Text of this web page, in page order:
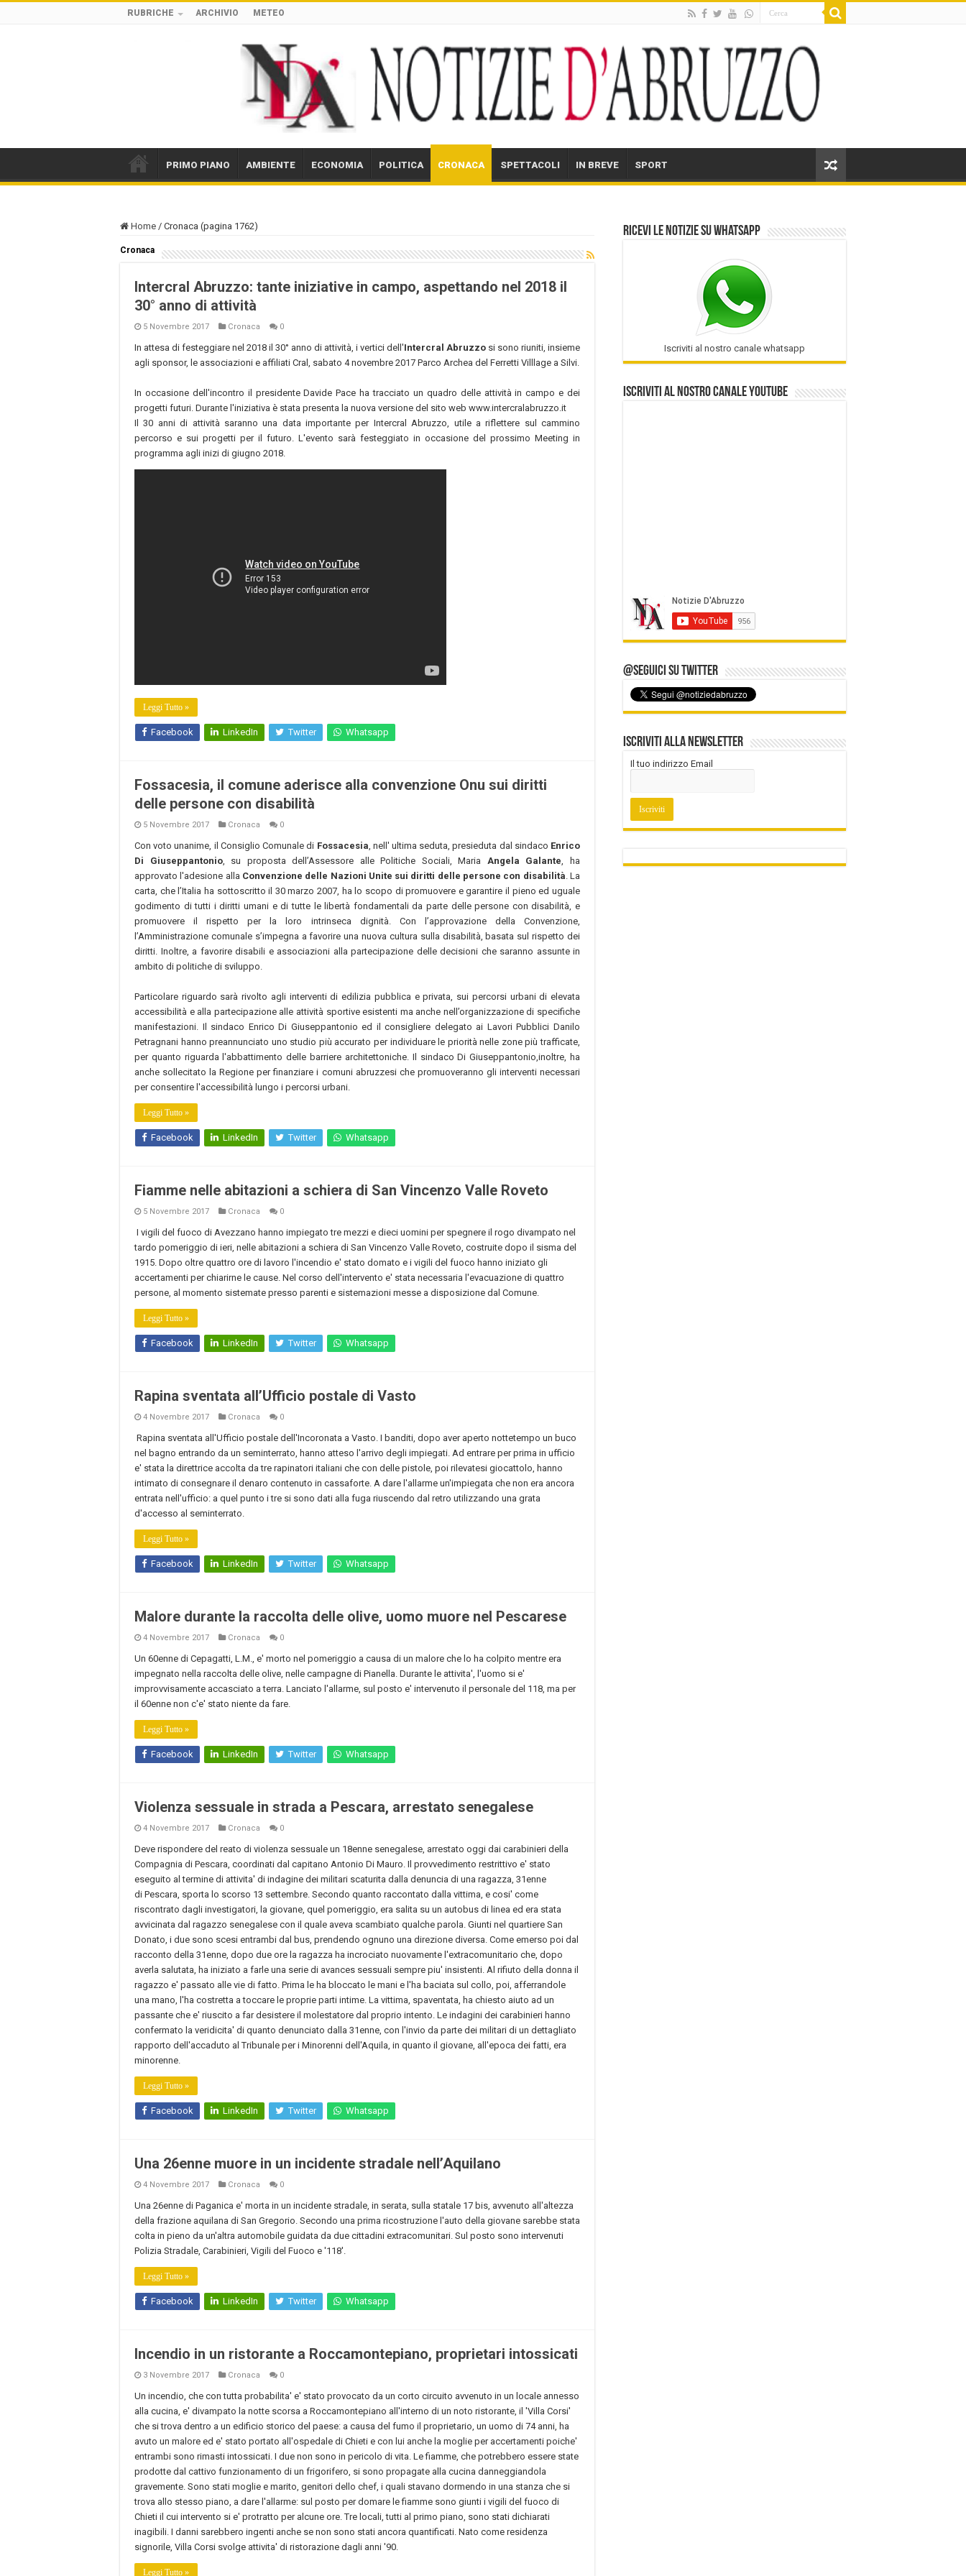
RUBRICHE ARCHIVIO METEO
PRIMO PIANO AMBIENTE ECONOMIA POLITICA CRONACA SPETTACOLI IN BREVE SPORT
Home / Cronaca (pagina 1762)
Cronaca
Intercral Abruzzo: tante iniziative in campo, aspettando nel 2018 il
30° anno di attività
5 Novembre 2017 Cronaca 0
In attesa di festeggiare nel 2018 il 30° anno di attività, i vertici dell'Intercral Abruzzo si sono riuniti, insieme
agli sponsor, le associazioni e affiliati Cral, sabato 4 novembre 2017 Parco Archea del Ferretti Villlage a Silvi.
In occasione dell'incontro il presidente Davide Pace ha tracciato un quadro delle attività in campo e dei
progetti futuri. Durante l'iniziativa è stata presenta la nuova versione del sito web www.intercralabruzzo.it
Il 30 anni di attività saranno una data importante per Intercral Abruzzo, utile a riflettere sul cammino
percorso e sui progetti per il futuro. L'evento sarà festeggiato in occasione del prossimo Meeting in
programma agli inizi di giugno 2018.
Leggi Tutto »
Facebook LinkedIn Twitter Whatsapp
Fossacesia, il comune aderisce alla convenzione Onu sui diritti
delle persone con disabilità
5 Novembre 2017 Cronaca 0
Con voto unanime, il Consiglio Comunale di Fossacesia , nell' ultima seduta, presieduta dal sindaco Enrico
Di Giuseppantonio, su proposta dell’Assessore alle Politiche Sociali, Maria Angela Galante , ha
approvato l'adesione alla Convenzione delle Nazioni Unite sui diritti delle persone con disabilità . La
carta, che l’Italia ha sottoscritto il 30 marzo 2007, ha lo scopo di promuovere e garantire il pieno ed uguale
godimento di tutti i diritti umani e di tutte le libertà fondamentali da parte delle persone con disabilità, e
promuovere il rispetto per la loro intrinseca dignità. Con l’approvazione della Convenzione,
l’Amministrazione comunale s’impegna a favorire una nuova cultura sulla disabilità, basata sul rispetto dei
diritti. Inoltre, a favorire disabili e associazioni alla partecipazione delle decisioni che saranno assunte in
ambito di politiche di sviluppo.
Particolare riguardo sarà rivolto agli interventi di edilizia pubblica e privata, sui percorsi urbani di elevata
accessibilità e alla partecipazione alle attività sportive esistenti ma anche nell’organizzazione di specifiche
manifestazioni. Il sindaco Enrico Di Giuseppantonio ed il consigliere delegato ai Lavori Pubblici Danilo
Petragnani hanno preannunciato uno studio più accurato per individuare le priorità nelle zone più trafficate,
per quanto riguarda l'abbattimento delle barriere architettoniche. Il sindaco Di Giuseppantonio,inoltre, ha
anche sollecitato la Regione per finanziare i comuni abruzzesi che promuoveranno gli interventi necessari
per consentire l'accessibilità lungo i percorsi urbani.
Leggi Tutto »
Facebook LinkedIn Twitter Whatsapp
Fiamme nelle abitazioni a schiera di San Vincenzo Valle Roveto
5 Novembre 2017 Cronaca 0
I vigili del fuoco di Avezzano hanno impiegato tre mezzi e dieci uomini per spegnere il rogo divampato nel
tardo pomeriggio di ieri, nelle abitazioni a schiera di San Vincenzo Valle Roveto, costruite dopo il sisma del
1915. Dopo oltre quattro ore di lavoro l'incendio e' stato domato e i vigili del fuoco hanno iniziato gli
accertamenti per chiarirne le cause. Nel corso dell'intervento e' stata necessaria l'evacuazione di quattro
persone, al momento sistemate presso parenti e sistemazioni messe a disposizione dal Comune.
Leggi Tutto »
Facebook LinkedIn Twitter Whatsapp
Rapina sventata all’Ufficio postale di Vasto
4 Novembre 2017 Cronaca 0
Rapina sventata all'Ufficio postale dell'Incoronata a Vasto. I banditi, dopo aver aperto nottetempo un buco
nel bagno entrando da un seminterrato, hanno atteso l'arrivo degli impiegati. Ad entrare per prima in ufficio
e' stata la direttrice accolta da tre rapinatori italiani che con delle pistole, poi rilevatesi giocattolo, hanno
intimato di consegnare il denaro contenuto in cassaforte. A dare l'allarme un'impiegata che non era ancora
entrata nell'ufficio: a quel punto i tre si sono dati alla fuga riuscendo dal retro utilizzando una grata
d'accesso al seminterrato.
Leggi Tutto »
Facebook LinkedIn Twitter Whatsapp
Malore durante la raccolta delle olive, uomo muore nel Pescarese
4 Novembre 2017 Cronaca 0
Un 60enne di Cepagatti, L.M., e' morto nel pomeriggio a causa di un malore che lo ha colpito mentre era
impegnato nella raccolta delle olive, nelle campagne di Pianella. Durante le attivita', l'uomo si e'
improvvisamente accasciato a terra. Lanciato l'allarme, sul posto e' intervenuto il personale del 118, ma per
il 60enne non c'e' stato niente da fare.
Leggi Tutto »
Facebook LinkedIn Twitter Whatsapp
Violenza sessuale in strada a Pescara, arrestato senegalese
4 Novembre 2017 Cronaca 0
Deve rispondere del reato di violenza sessuale un 18enne senegalese, arrestato oggi dai carabinieri della
Compagnia di Pescara, coordinati dal capitano Antonio Di Mauro. Il provvedimento restrittivo e' stato
eseguito al termine di attivita' di indagine dei militari scaturita dalla denuncia di una ragazza, 31enne
di Pescara, sporta lo scorso 13 settembre. Secondo quanto raccontato dalla vittima, e cosi' come
riscontrato dagli investigatori, la giovane, quel pomeriggio, era salita su un autobus di linea ed era stata
avvicinata dal ragazzo senegalese con il quale aveva scambiato qualche parola. Giunti nel quartiere San
Donato, i due sono scesi entrambi dal bus, prendendo ognuno una direzione diversa. Come emerso poi dal
racconto della 31enne, dopo due ore la ragazza ha incrociato nuovamente l'extracomunitario che, dopo
averla salutata, ha iniziato a farle una serie di avances sessuali sempre piu' insistenti. Al rifiuto della donna il
ragazzo e' passato alle vie di fatto. Prima le ha bloccato le mani e l'ha baciata sul collo, poi, afferrandole
una mano, l'ha costretta a toccare le proprie parti intime. La vittima, spaventata, ha chiesto aiuto ad un
passante che e' riuscito a far desistere il molestatore dal proprio intento. Le indagini dei carabinieri hanno
confermato la veridicita' di quanto denunciato dalla 31enne, con l'invio da parte dei militari di un dettagliato
rapporto dell'accaduto al Tribunale per i Minorenni dell'Aquila, in quanto il giovane, all'epoca dei fatti, era
minorenne.
Leggi Tutto »
Facebook LinkedIn Twitter Whatsapp
Una 26enne muore in un incidente stradale nell’Aquilano
4 Novembre 2017 Cronaca 0
Una 26enne di Paganica e' morta in un incidente stradale, in serata, sulla statale 17 bis, avvenuto all'altezza
della frazione aquilana di San Gregorio. Secondo una prima ricostruzione l'auto della giovane sarebbe stata
colta in pieno da un'altra automobile guidata da due cittadini extracomunitari. Sul posto sono intervenuti
Polizia Stradale, Carabinieri, Vigili del Fuoco e '118'.
Leggi Tutto »
Facebook LinkedIn Twitter Whatsapp
Incendio in un ristorante a Roccamontepiano, proprietari intossicati
3 Novembre 2017 Cronaca 0
Un incendio, che con tutta probabilita' e' stato provocato da un corto circuito avvenuto in un locale annesso
alla cucina, e' divampato la notte scorsa a Roccamontepiano all'interno di un noto ristorante, il 'Villa Corsi'
che si trova dentro a un edificio storico del paese: a causa del fumo il proprietario, un uomo di 74 anni, ha
avuto un malore ed e' stato portato all'ospedale di Chieti e con lui anche la moglie per accertamenti poiche'
entrambi sono rimasti intossicati. I due non sono in pericolo di vita. Le fiamme, che potrebbero essere state
prodotte dal cattivo funzionamento di un frigorifero, si sono propagate alla cucina danneggiandola
gravemente. Sono stati moglie e marito, genitori dello chef, i quali stavano dormendo in una stanza che si
trova allo stesso piano, a dare l'allarme: sul posto per domare le fiamme sono giunti i vigili del fuoco di
Chieti il cui intervento si e' protratto per alcune ore. Tre locali, tutti al primo piano, sono stati dichiarati
inagibili. I danni sarebbero ingenti anche se non sono stati ancora quantificati. Nato come residenza
signorile, Villa Corsi svolge attivita' di ristorazione dagli anni '90.
Leggi Tutto »
Ricevi le notizie su Whatsapp
Iscriviti al nostro canale whatsapp
Iscriviti al nostro Canale Youtube
@Seguici su Twitter
Iscriviti alla Newsletter
Il tuo indirizzo Email